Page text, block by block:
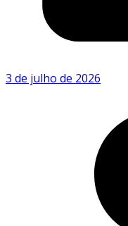
3 de julho de 2026